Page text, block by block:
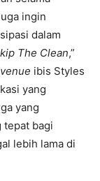
ingin
dalam
The Clean,”
ibis Styles
yang
yang
tepat bagi
lebih lama di